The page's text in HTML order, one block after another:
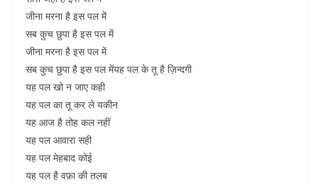
जीना मरना है इस पल में
सब कुच छुपा है इस पल में
जीना मरना है इस पल में
सब कुच छुपा है इस पल मेंयह पल के तू है ज़िन्दगी
यह पल खो न जाए कही
यह पल का तू कर ले यकीन
यह आज है तोह कल नहीं
यह पल आवारा सही
यह पल मेहबाद कोई
यह पल है वफ़ा की तलब